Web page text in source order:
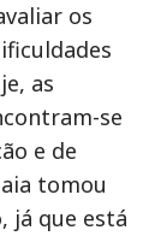
os
as
se
e de
tomou
já que está